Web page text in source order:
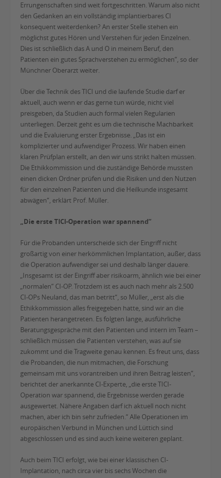
Errungenschaften sind weit fortgeschritten. Warum also nicht
den Gedanken an ein vollständig implantierbares CI
konsequent weiterdenken? An erster Stelle stehen ein
möglichst gutes Hören und Verstehen für jeden Einzelnen.
Dies ist schließlich das A und O in meinem Beruf, den
Patienten ein gutes Sprachverstehen zu ermöglichen“, so der
Münchner Oberarzt weiter.
Über die Technik des TICI und die laufende Studie darf er
aktuell, auch wenn er das gerne tun würde, nicht viel
preisgeben, da Studien auch formal vielen Regularien
unterliegen. Derzeit geht es um die technische Machbarkeit
und die Evaluierung erster Ergebnisse. „Das ist ein
komplizierter und aufwendiger Prozess. Wir haben einen
klaren Prüfplan erstellt, an den wir uns strikt halten müssen.
Die Ethikkommission und die zuständige Behörde mussten
einen dicken Ordner prüfen und die Risiken und den Nutzen
für den einzelnen Patienten und die Heilkunde insgesamt
abwägen“, erklärt Prof. Müller.
„Die erste TICI-Operation war spannend“
Für die Probanden unterscheide sich der Eingriff nicht
großartig von einer herkömmlichen Implantation, außer, dass
die Operation aufwendiger sei und deshalb länger dauere.
„Insgesamt ist der Eingriff aber risikoarm, ähnlich wie bei einer
„normalen“ CI-OP. Trotzdem ist es auch nach mehr als 2.500
CI-OPs Neuland, das man betritt“, so Müller, „erst als die
Ethikkommission alles freigegeben hatte, sind wir an die
Patienten herangetreten. Es folgten lange, ausführliche
Beratungsgespräche mit den Patienten und intern im Team –
schließlich müssen die Patienten verstehen, was auf sie
zukommt und die Tragweite genau kennen. Es freut uns, dass
die Probanden, die nun mitmachen, die Forschung
gemeinsam mit uns vorantreiben und ihren Beitrag leisten“,
berichtet der anerkannte CI-Experte, „die erste TICI-
Operation war spannend, die Ergebnisse werden gerade
ausgewertet. Nähere Angaben darf ich aktuell noch nicht
machen, aber ich bin sehr zufrieden.“ Alle Operationen im
europäischen Verbund in München und Lüttich sind
abgeschlossen und es sind auch keine weiteren geplant.
Auch beim TICI erfolgt, wie bei einer klassischen CI-
Implantation, nach circa vier bis sechs Wochen die